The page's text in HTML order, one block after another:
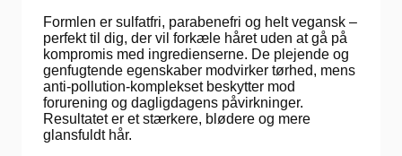
Formlen er sulfatfri, parabenefri og helt vegansk –
perfekt til dig, der vil forkæle håret uden at gå på
kompromis med ingredienserne. De plejende og
genfugtende egenskaber modvirker tørhed, mens
anti-pollution-komplekset beskytter mod
forurening og dagligdagens påvirkninger.
Resultatet er et stærkere, blødere og mere
glansfuldt hår.